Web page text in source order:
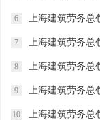
6 上海建筑劳务总包办理费
7 上海建筑劳务总包如何节
8 上海建筑劳务总
9 上海建筑劳务总包大揭
10 上海建筑劳务总包